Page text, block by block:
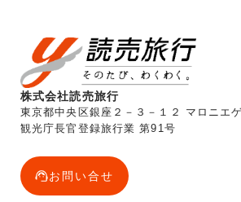
株式会社読売旅行
東京都中央区銀座２－３－１２ マロニエ
観光庁長官登録旅行業 第91号
お問い合せ